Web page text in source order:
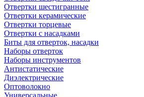
Отвертки шестигранные
Отвертки керамические
Отвертки торцевые
Отвертки с насадками
Биты для отверток, насадки
Наборы отверток
Наборы инструментов
Антистатические
Диэлектрические
Оптоволокно
Универсальные